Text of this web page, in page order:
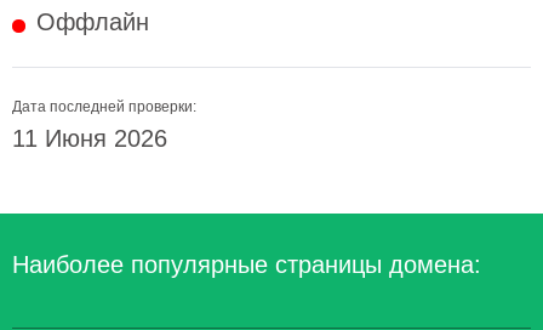
Оффлайн
Дата последней проверки:
11 Июня 2026
Наиболее популярные страницы домена: